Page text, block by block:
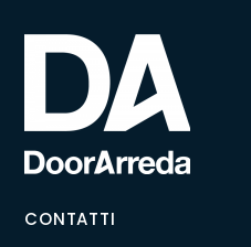
CONTATTI